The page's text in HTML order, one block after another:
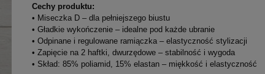
Cechy produktu:
• Miseczka D – dla pełniejszego biustu
• Gładkie wykończenie – idealne pod każde ubranie
• Odpinane i regulowane ramiączka – elastyczność stylizacji
• Zapięcie na 2 haftki, dwurzędowe – stabilność i wygoda
• Skład: 85% poliamid, 15% elastan – miękkość i elastyczność